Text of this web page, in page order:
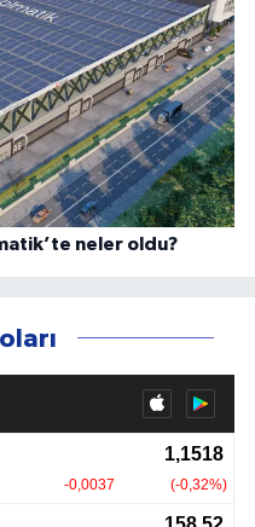
neler oldu?